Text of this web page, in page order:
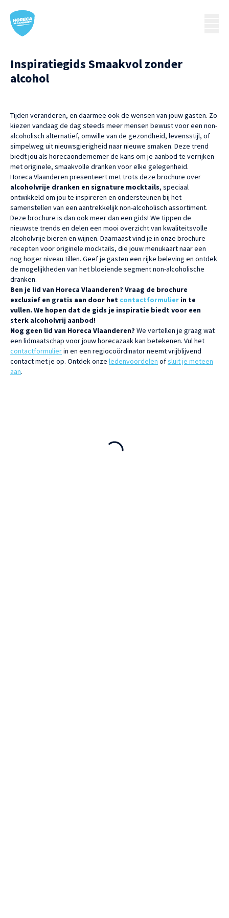
Inspiratiegids Smaakvol zonder
alcohol
Tijden veranderen, en daarmee ook de wensen van jouw gasten. Zo
kiezen vandaag de dag steeds meer mensen bewust voor een non-
alcoholisch alternatief, omwille van de gezondheid, levensstijl, of
simpelweg uit nieuwsgierigheid naar nieuwe smaken. Deze trend
biedt jou als horecaondernemer de kans om je aanbod te verrijken
met originele, smaakvolle dranken voor elke gelegenheid.
Horeca Vlaanderen presenteert met trots deze brochure over
alcoholvrije dranken en signature mocktails, speciaal
ontwikkeld om jou te inspireren en ondersteunen bij het
samenstellen van een aantrekkelijk non-alcoholisch assortiment.
Deze brochure is dan ook meer dan een gids! We tippen de
nieuwste trends en delen een mooi overzicht van kwaliteitsvolle
alcoholvrije bieren en wijnen. Daarnaast vind je in onze brochure
recepten voor originele mocktails, die jouw menukaart naar een
nog hoger niveau tillen. Geef je gasten een rijke beleving en ontdek
de mogelijkheden van het bloeiende segment non-alcoholische
dranken.
Ben je lid van Horeca Vlaanderen? Vraag de brochure
exclusief en gratis aan door het contactformulier in te
vullen. We hopen dat de gids je inspiratie biedt voor een
sterk alcoholvrij aanbod!
Nog geen lid van Horeca Vlaanderen? We vertellen je graag wat
een lidmaatschap voor jouw horecazaak kan betekenen. Vul het
contactformulierin en een regiocoördinator neemt vrijblijvend
contact met je op. Ontdek onze ledenvoordelen ofsluit je meteen
aan.